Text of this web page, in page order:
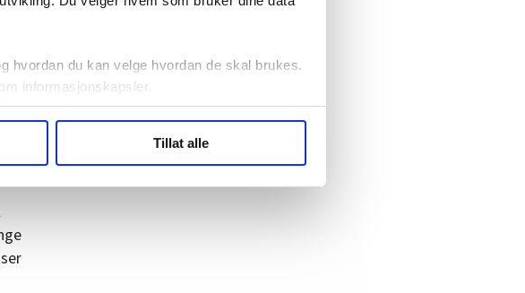
hvordan du kan velge hvordan de skal brukes.
informasjonskapsler.
og utarbeide statistikk.
Tillat alle